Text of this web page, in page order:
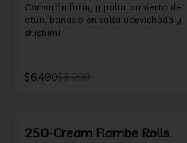
Camarón furay y palta, cubierto de
atún, bañado en salsa acevichada y
shichimi
$6.490$8.990
250-Cream Flambe Rolls